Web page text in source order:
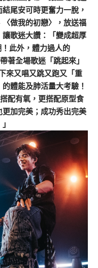
尾安可時更奮力一脫，
做我的初戀〉，放送福
歌迷大讚：「變成超厚
此外，體力過人的
著全場歌迷「跳起來」
來又唱又跳又跑又「重
體能及肺活量大考驗！
配有氧，更搭配原型食
加完美；成功秀出完美